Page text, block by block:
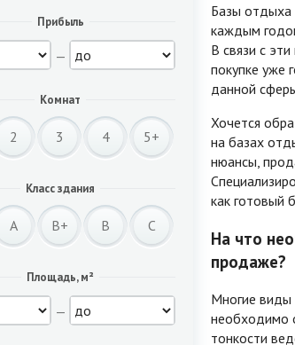
Прибыль
—
Комнат
2 3 4 5+
Класс здания
A B+ B C
Площадь, м²
—
Базы отдыха
каждым
В связи с
покупке уже
данной
Хочется
на базах
нюансы,
как готовый
На что
продаже?
Многие виды
необходимо
тонкости